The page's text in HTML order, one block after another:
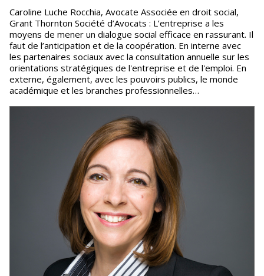
Caroline Luche Rocchia, Avocate Associée en droit social,
Grant Thornton Société d’Avocats : L’entreprise a les
moyens de mener un dialogue social efficace en rassurant. Il
faut de l’anticipation et de la coopération. En interne avec
les partenaires sociaux avec la consultation annuelle sur les
orientations stratégiques de l'entreprise et de l'emploi. En
externe, également, avec les pouvoirs publics, le monde
académique et les branches professionnelles…